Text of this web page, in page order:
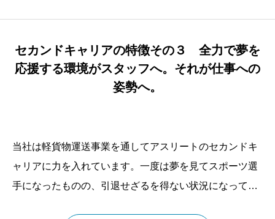
添って、お客様の事業発展に貢献したいと考えておりま
す。
セカンドキャリアの特徴その３ 全力で夢を
応援する環境がスタッフへ。それが仕事への
姿勢へ。
当社は軽貨物運送事業を通してアスリートのセカンドキ
ャリアに力を入れています。一度は夢を見てスポーツ選
手になったものの、引退せざるを得ない状況になってし